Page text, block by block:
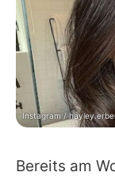
Bereits am
Instagram /